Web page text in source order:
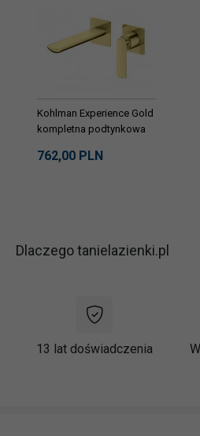
Kohlman Experience Gold
kompletna podtynkowa
połysk QW180EGD
762,00 PLN
Dlaczego tanielazienki.pl
13 lat doświadczenia